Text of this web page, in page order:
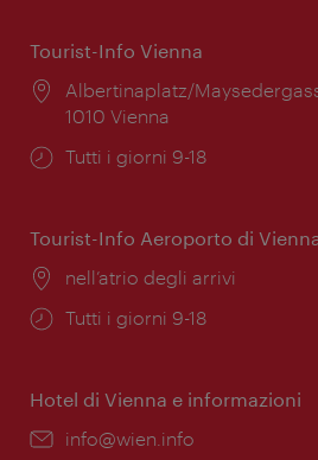
Tourist-Info Vienna
Posizione:
Albertinaplatz/
1010 Vienna
Orari
Tutti i giorni 9-18
Tourist-Info Aeroporto di
Posizione:
nell’atrio degli arrivi
Orari
Tutti i giorni 9-18
Hotel di Vienna e informazioni
Email:
info@wien.info